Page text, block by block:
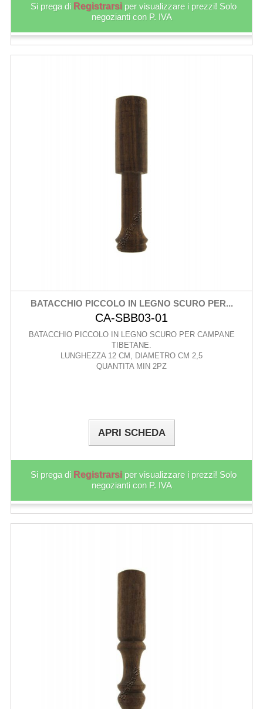
Si prega di Registrarsi per visualizzare i prezzi! Solo
negozianti con P. IVA
BATACCHIO PICCOLO IN LEGNO SCURO PER...
CA-SBB03-01
BATACCHIO PICCOLO IN LEGNO SCURO PER CAMPANE
TIBETANE.
LUNGHEZZA 12 CM, DIAMETRO CM 2,5
QUANTITA MIN 2PZ
APRI SCHEDA
Si prega di Registrarsi per visualizzare i prezzi! Solo
negozianti con P. IVA